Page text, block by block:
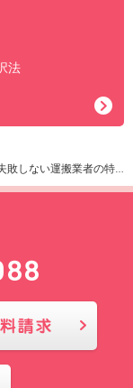
法
搬業者の特徴や運搬方法を紹介